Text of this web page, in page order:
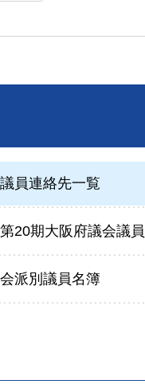
議員連絡先一覧
第20期大阪府議会議
会派別議員名簿